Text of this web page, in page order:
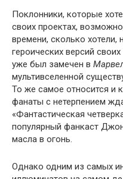
Поклонники, которые
своих проектах,
времени, сколько хотели,
героических версий
уже был замечен в
мультивселенной
То же самое относится и
фанаты с нетерпением
«Фантастическая
популярный фанкаст
масла в огонь.
Однако одним из самых